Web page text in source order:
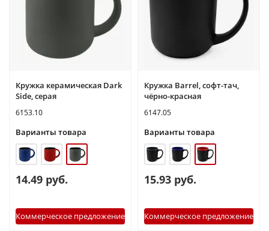
Кружка керамическая Dark
Side, серая
6153.10
Варианты товара
14.49 руб.
Коммерческое предложение
Кружка Barrel, софт-тач,
чёрно-красная
6147.05
Варианты товара
15.93 руб.
Коммерческое предложение